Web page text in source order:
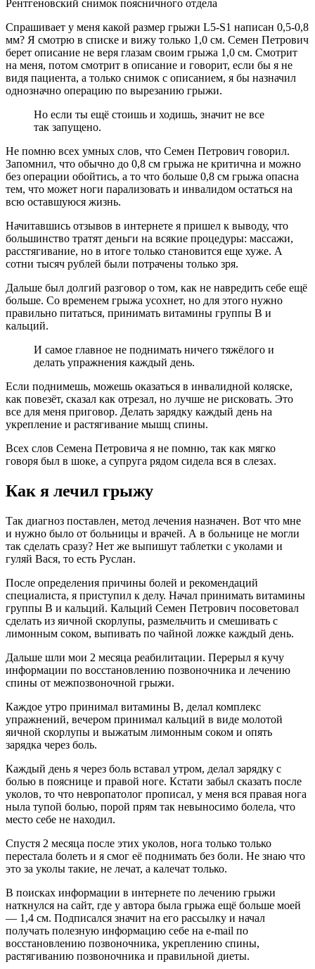
Рентгеновский снимок поясничного отдела
Спрашивает у меня какой размер грыжи L5-S1 написан 0,5-0,8
мм? Я смотрю в списке и вижу только 1,0 см. Семен Петрович
берет описание не веря глазам своим грыжа 1,0 см. Смотрит
на меня, потом смотрит в описание и говорит, если бы я не
видя пациента, а только снимок с описанием, я бы назначил
однозначно операцию по вырезанию грыжи.
Но если ты ещё стоишь и ходишь, значит не все
так запущено.
Не помню всех умных слов, что Семен Петрович говорил.
Запомнил, что обычно до 0,8 см грыжа не критична и можно
без операции обойтись, а то что больше 0,8 см грыжа опасна
тем, что может ноги парализовать и инвалидом остаться на
всю оставшуюся жизнь.
Начитавшись отзывов в интернете я пришел к выводу, что
большинство тратят деньги на всякие процедуры: массажи,
расстягивание, но в итоге только становится еще хуже. А
сотни тысяч рублей были потрачены только зря.
Дальше был долгий разговор о том, как не навредить себе ещё
больше. Со временем грыжа усохнет, но для этого нужно
правильно питаться, принимать витамины группы В и
кальций.
И самое главное не поднимать ничего тяжёлого и
делать упражнения каждый день.
Если поднимешь, можешь оказаться в инвалидной коляске,
как повезёт, сказал как отрезал, но лучше не рисковать. Это
все для меня приговор. Делать зарядку каждый день на
укрепление и растягивание мышц спины.
Всех слов Семена Петровича я не помню, так как мягко
говоря был в шоке, а супруга рядом сидела вся в слезах.
Как я лечил грыжу
Так диагноз поставлен, метод лечения назначен. Вот что мне
и нужно было от больницы и врачей. А в больнице не могли
так сделать сразу? Нет же выпишут таблетки с уколами и
гуляй Вася, то есть Руслан.
После определения причины болей и рекомендаций
специалиста, я приступил к делу. Начал принимать витамины
группы В и кальций. Кальций Семен Петрович посоветовал
сделать из яичной скорлупы, размельчить и смешивать с
лимонным соком, выпивать по чайной ложке каждый день.
Дальше шли мои 2 месяца реабилитации. Перерыл я кучу
информации по восстановлению позвоночника и лечению
спины от межпозвоночной грыжи.
Каждое утро принимал витамины В, делал комплекс
упражнений, вечером принимал кальций в виде молотой
яичной скорлупы и выжатым лимонным соком и опять
зарядка через боль.
Каждый день я через боль вставал утром, делал зарядку с
болью в пояснице и правой ноге. Кстати забыл сказать после
уколов, то что невропатолог прописал, у меня вся правая нога
ныла тупой болью, порой прям так невыносимо болела, что
место себе не находил.
Спустя 2 месяца после этих уколов, нога только только
перестала болеть и я смог её поднимать без боли. Не знаю что
это за уколы такие, не лечат, а калечат только.
В поисках информации в интернете по лечению грыжи
наткнулся на сайт, где у автора была грыжа ещё больше моей
— 1,4 см. Подписался значит на его рассылку и начал
получать полезную информацию себе на e-mail по
восстановлению позвоночника, укреплению спины,
растягиванию позвоночника и правильной диеты.